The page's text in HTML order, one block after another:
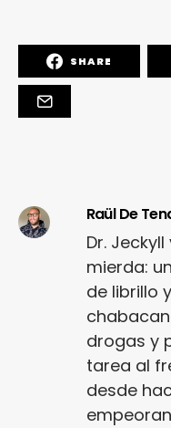
SHARE
Raül De
Dr.
mierda:
de librillo
drogas y
tarea al
desde